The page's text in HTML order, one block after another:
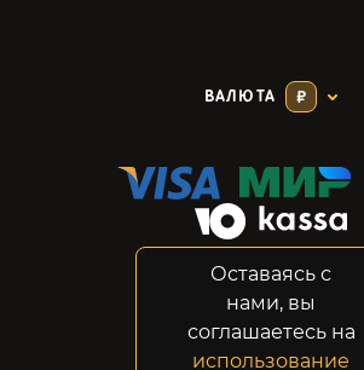
ВАЛЮТА ₽
Конфиденциальность
Возвраты
Правовая информация
Оставаясь с
нами, вы
соглашаетесь на
использование